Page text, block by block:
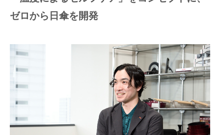
ゼロから日傘を開発